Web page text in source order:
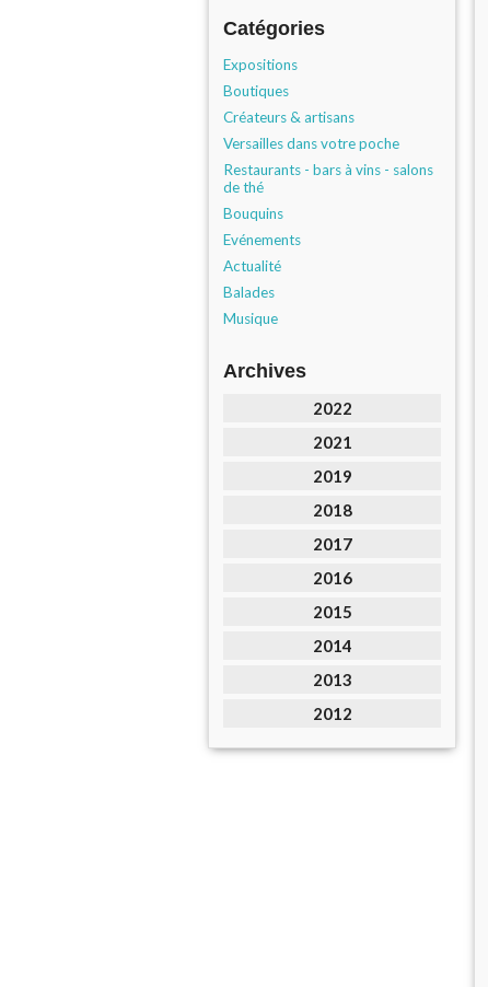
Catégories
Expositions
Boutiques
Créateurs & artisans
Versailles dans votre poche
Restaurants - bars à vins - salons
de thé
Bouquins
Evénements
Actualité
Balades
Musique
Archives
2022
2021
2019
2018
2017
2016
2015
2014
2013
2012